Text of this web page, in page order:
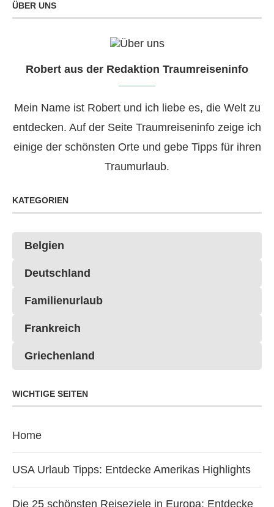
ÜBER UNS
Robert aus der Redaktion Traumreiseninfo
Mein Name ist Robert und ich liebe es, die Welt zu
entdecken. Auf der Seite Traumreiseninfo zeige ich
einige der schönsten Orte und gebe Tipps für ihren
Traumurlaub.
KATEGORIEN
Belgien
Deutschland
Familienurlaub
Frankreich
Griechenland
WICHTIGE SEITEN
Home
USA Urlaub Tipps: Entdecke Amerikas Highlights
Die 25 schönsten Reiseziele in Europa: Entdecke